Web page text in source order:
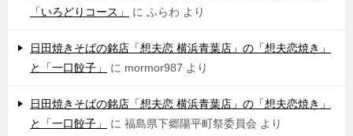
「いろどりコース」
に ふらわ より
日田焼きそばの銘店「想夫恋 横浜青葉店」の「想夫恋焼き」
と「一口餃子」
に mormor987 より
日田焼きそばの銘店「想夫恋 横浜青葉店」の「想夫恋焼き」
と「一口餃子」
に 福島県下郷陽平町祭委員会 より